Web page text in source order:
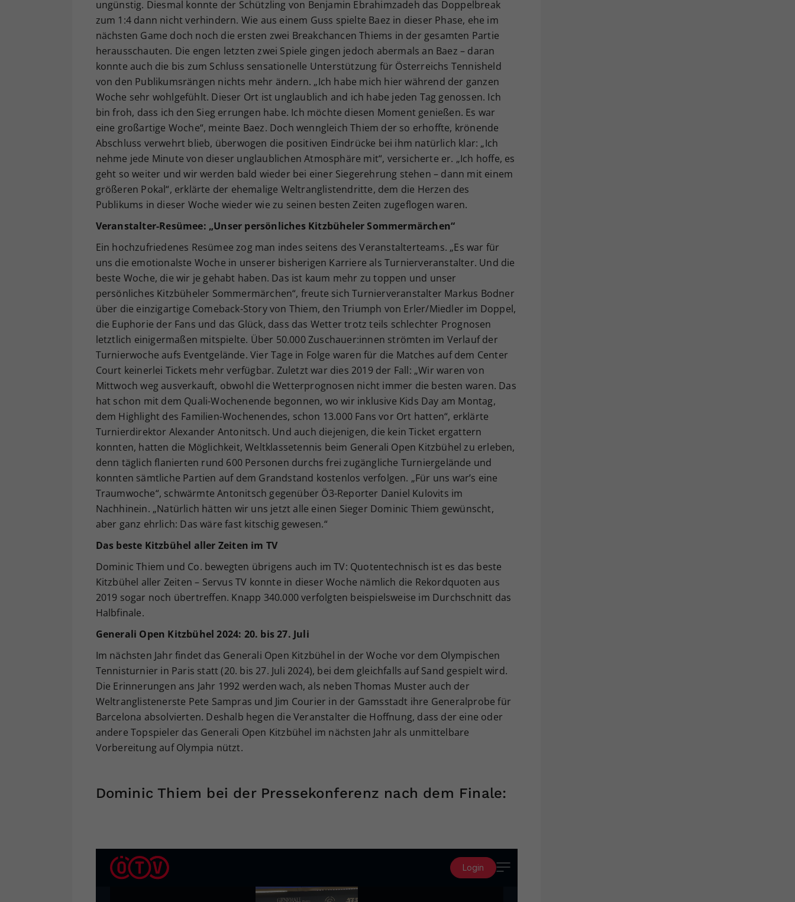
ungünstig. Diesmal konnte der Schützling von Benjamin Ebrahimzadeh das Doppelbreak
zum 1:4 dann nicht verhindern. Wie aus einem Guss spielte Baez in dieser Phase, ehe im
nächsten Game doch noch die ersten zwei Breakchancen Thiems in der gesamten Partie
herausschauten. Die engen letzten zwei Spiele gingen jedoch abermals an Baez – daran
konnte auch die bis zum Schluss sensationelle Unterstützung für Österreichs Tennisheld
von den Publikumsrängen nichts mehr ändern. „Ich habe mich hier während der ganzen
Woche sehr wohlgefühlt. Dieser Ort ist unglaublich and ich habe jeden Tag genossen. Ich
bin froh, dass ich den Sieg errungen habe. Ich möchte diesen Moment genießen. Es war
eine großartige Woche“, meinte Baez. Doch wenngleich Thiem der so erhoffte, krönende
Abschluss verwehrt blieb, überwogen die positiven Eindrücke bei ihm natürlich klar: „Ich
nehme jede Minute von dieser unglaublichen Atmosphäre mit“, versicherte er. „Ich hoffe, es
geht so weiter und wir werden bald wieder bei einer Siegerehrung stehen – dann mit einem
größeren Pokal“, erklärte der ehemalige Weltranglistendritte, dem die Herzen des
Publikums in dieser Woche wieder wie zu seinen besten Zeiten zugeflogen waren.
Veranstalter-Resümee: „Unser persönliches Kitzbüheler Sommermärchen“
Ein hochzufriedenes Resümee zog man indes seitens des Veranstalterteams. „Es war für
uns die emotionalste Woche in unserer bisherigen Karriere als Turnierveranstalter. Und die
beste Woche, die wir je gehabt haben. Das ist kaum mehr zu toppen und unser
persönliches Kitzbüheler Sommermärchen“, freute sich Turnierveranstalter Markus Bodner
über die einzigartige Comeback-Story von Thiem, den Triumph von Erler/Miedler im Doppel,
die Euphorie der Fans und das Glück, dass das Wetter trotz teils schlechter Prognosen
letztlich einigermaßen mitspielte. Über 50.000 Zuschauer:innen strömten im Verlauf der
Turnierwoche aufs Eventgelände. Vier Tage in Folge waren für die Matches auf dem Center
Court keinerlei Tickets mehr verfügbar. Zuletzt war dies 2019 der Fall: „Wir waren von
Mittwoch weg ausverkauft, obwohl die Wetterprognosen nicht immer die besten waren. Das
hat schon mit dem Quali-Wochenende begonnen, wo wir inklusive Kids Day am Montag,
dem Highlight des Familien-Wochenendes, schon 13.000 Fans vor Ort hatten“, erklärte
Turnierdirektor Alexander Antonitsch. Und auch diejenigen, die kein Ticket ergattern
konnten, hatten die Möglichkeit, Weltklassetennis beim Generali Open Kitzbühel zu erleben,
denn täglich flanierten rund 600 Personen durchs frei zugängliche Turniergelände und
konnten sämtliche Partien auf dem Grandstand kostenlos verfolgen. „Für uns war’s eine
Traumwoche“, schwärmte Antonitsch gegenüber Ö3-Reporter Daniel Kulovits im
Nachhinein. „Natürlich hätten wir uns jetzt alle einen Sieger Dominic Thiem gewünscht,
aber ganz ehrlich: Das wäre fast kitschig gewesen.“
Das beste Kitzbühel aller Zeiten im TV
Dominic Thiem und Co. bewegten übrigens auch im TV: Quotentechnisch ist es das beste
Kitzbühel aller Zeiten – Servus TV konnte in dieser Woche nämlich die Rekordquoten aus
2019 sogar noch übertreffen. Knapp 340.000 verfolgten beispielsweise im Durchschnitt das
Halbfinale.
Generali Open Kitzbühel 2024: 20. bis 27. Juli
Im nächsten Jahr findet das Generali Open Kitzbühel in der Woche vor dem Olympischen
Tennisturnier in Paris statt (20. bis 27. Juli 2024), bei dem gleichfalls auf Sand gespielt wird.
Die Erinnerungen ans Jahr 1992 werden wach, als neben Thomas Muster auch der
Weltranglistenerste Pete Sampras und Jim Courier in der Gamsstadt ihre Generalprobe für
Barcelona absolvierten. Deshalb hegen die Veranstalter die Hoffnung, dass der eine oder
andere Topspieler das Generali Open Kitzbühel im nächsten Jahr als unmittelbare
Vorbereitung auf Olympia nützt.
Dominic Thiem bei der Pressekonferenz nach dem Finale: